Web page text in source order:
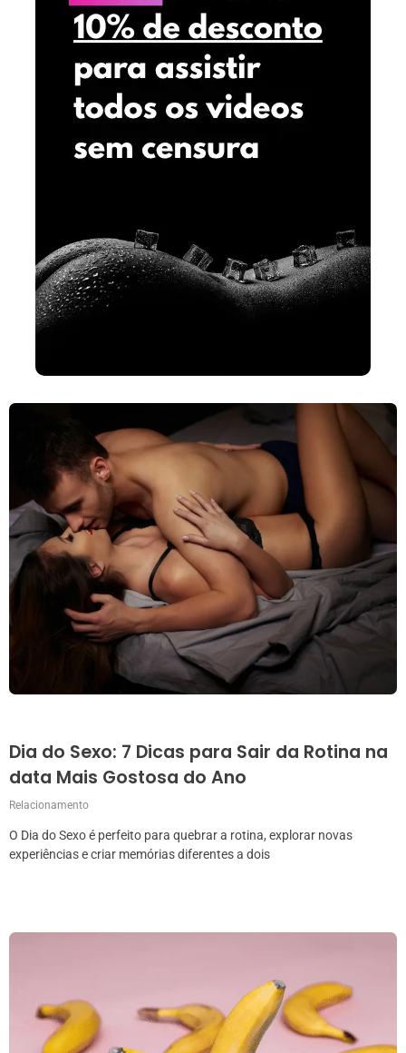
Dia do Sexo: 7 Dicas para Sair da Rotina na
data Mais Gostosa do Ano
Relacionamento
O Dia do Sexo é perfeito para quebrar a rotina, explorar novas
experiências e criar memórias diferentes a dois